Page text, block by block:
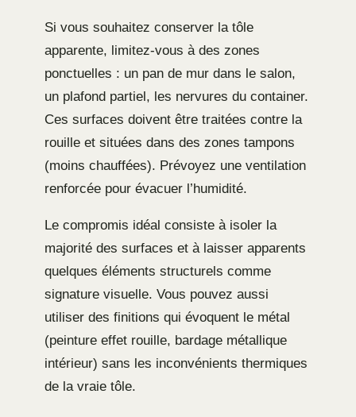
Si vous souhaitez conserver la tôle
apparente, limitez-vous à des zones
ponctuelles : un pan de mur dans le salon,
un plafond partiel, les nervures du container.
Ces surfaces doivent être traitées contre la
rouille et situées dans des zones tampons
(moins chauffées). Prévoyez une ventilation
renforcée pour évacuer l’humidité.
Le compromis idéal consiste à isoler la
majorité des surfaces et à laisser apparents
quelques éléments structurels comme
signature visuelle. Vous pouvez aussi
utiliser des finitions qui évoquent le métal
(peinture effet rouille, bardage métallique
intérieur) sans les inconvénients thermiques
de la vraie tôle.